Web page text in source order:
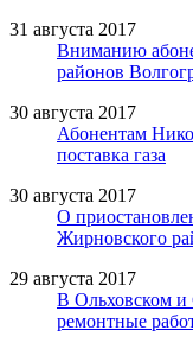
31 августа 2017
Вниманию
районов
30 августа 2017
Абонентам
поставка газа
30 августа 2017
О
Жирновского
29 августа 2017
В Ольховском и
ремонтные